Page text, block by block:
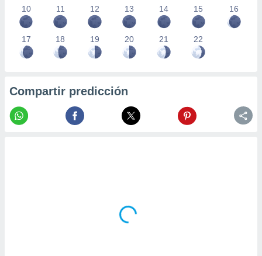
10 11 12 13 14 15 16
17 18 19 20 21 22
Compartir predicción